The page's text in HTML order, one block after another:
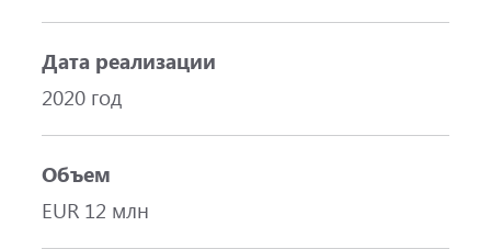
Дата реализации
2020 год
Объем
EUR 12 млн